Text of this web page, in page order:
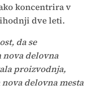
koncentrira v
dve leti.
da se
delovna
proizvodnja,
delovna mesta